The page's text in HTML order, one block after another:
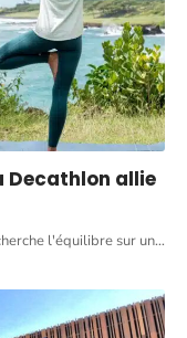
Decathlon allie
l'équilibre sur un…